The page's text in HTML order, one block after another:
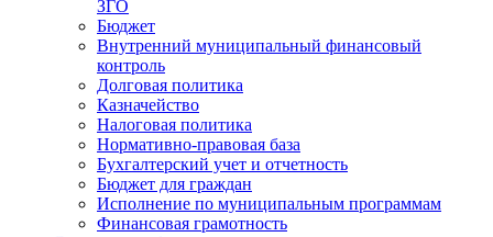
ЗГО
Бюджет
Внутренний муниципальный финансовый
контроль
Долговая политика
Казначейство
Налоговая политика
Нормативно-правовая база
Бухгалтерский учет и отчетность
Бюджет для граждан
Исполнение по муниципальным программам
Финансовая грамотность